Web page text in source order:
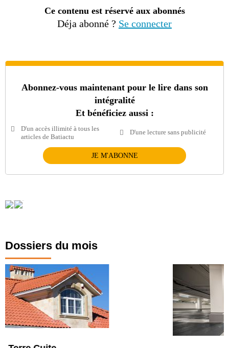
Ce contenu est réservé aux abonnés
Déja abonné ? Se connecter
Abonnez-vous maintenant pour le lire dans son
intégralité
Et bénéficiez aussi :
D'un accès illimité à tous les
articles de Batiactu
D'une lecture sans publicité
JE M'ABONNE
Dossiers du mois